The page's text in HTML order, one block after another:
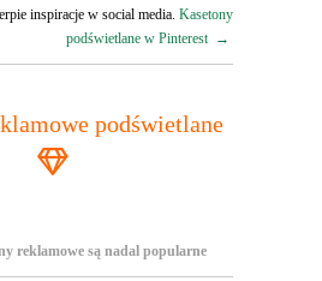
inspiracje w social media. Kasetony
podświetlane w Pinterest →
podświetlane
reklamowe są nadal popularne